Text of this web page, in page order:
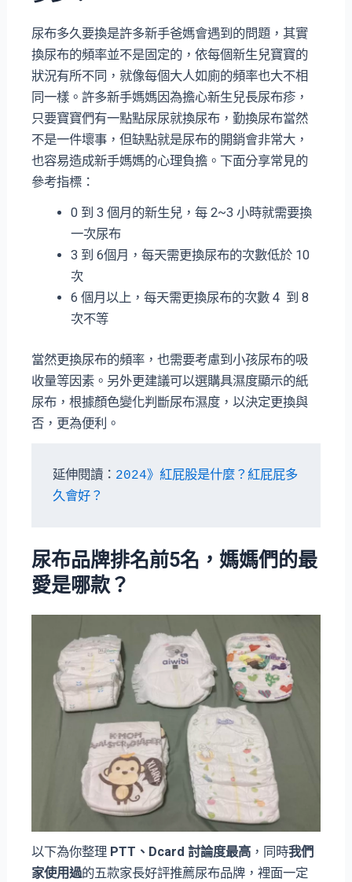
尿布多久要換是許多新手爸媽會遇到的問題，其實
換尿布的頻率並不是固定的，依每個新生兒寶寶的
狀況有所不同，就像每個大人如廁的頻率也大不相
同一樣。許多新手媽媽因為擔心新生兒長尿布疹，
只要寶寶們有一點點尿尿就換尿布，勤換尿布當然
不是一件壞事，但缺點就是尿布的開銷會非常大，
也容易造成新手媽媽的心理負擔。下面分享常見的
參考指標：
0 到 3 個月的新生兒，每 2~3 小時就需要換
一次尿布
3 到 6個月，每天需更換尿布的次數低於 10
次
6 個月以上，每天需更換尿布的次數 4 到 8
次不等
當然更換尿布的頻率，也需要考慮到小孩尿布的吸
收量等因素。另外更建議可以選購具濕度顯示的紙
尿布，根據顏色變化判斷尿布濕度，以決定更換與
否，更為便利。
延伸閱讀： 2024》紅屁股是什麼？紅屁屁多
久會好？
尿布品牌排名前5名，媽媽們的最
愛是哪款？
以下為你整理 PTT、Dcard 討論度最高 ，同時我們
家使用過的五款家長好評推薦尿布品牌，裡面一定